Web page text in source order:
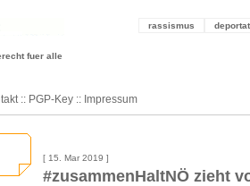
rassismus
fuer alle
:: PGP-Key :: Impressum
[ 15. Mar 2019 ]
#zusammenHaltNÖ zieht